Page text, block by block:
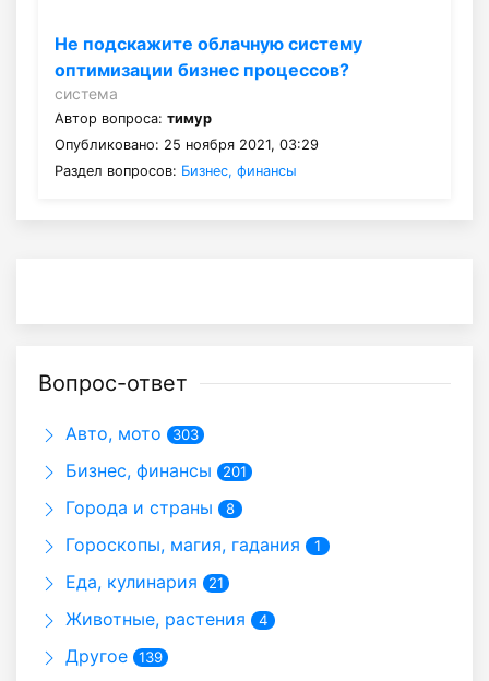
Не подскажите облачную систему
оптимизации бизнес процессов?
система
Автор вопроса: тимур
Опубликовано: 25 ноября 2021, 03:29
Раздел вопросов: Бизнес, финансы
Вопрос-ответ
Авто, мото 303
Бизнес, финансы 201
Города и страны 8
Гороскопы, магия, гадания 1
Еда, кулинария 21
Животные, растения 4
Другое 139